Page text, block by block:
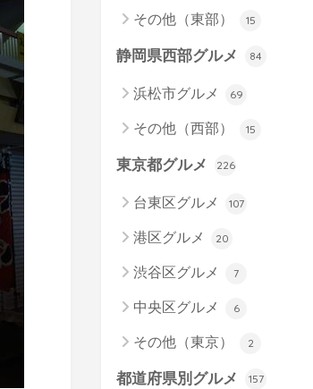
その他（東部） 15
静岡県西部グルメ 84
浜松市グルメ 69
その他（西部） 15
東京都グルメ 226
台東区グルメ 107
港区グルメ 20
渋谷区グルメ 7
中央区グルメ 6
その他（東京） 2
都道府県別グルメ 157